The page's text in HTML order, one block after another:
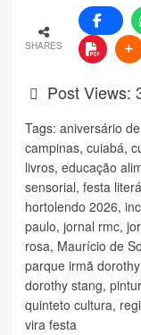
SHARES
Post Views:
Tags: aniversário
campinas, cuiabá,
livros, educação
sensorial, festa
hortolendo 2026,
paulo, jornal rmc,
rosa, Maurício de
parque irmã
dorothy stang,
quinteto cultura,
vira festa